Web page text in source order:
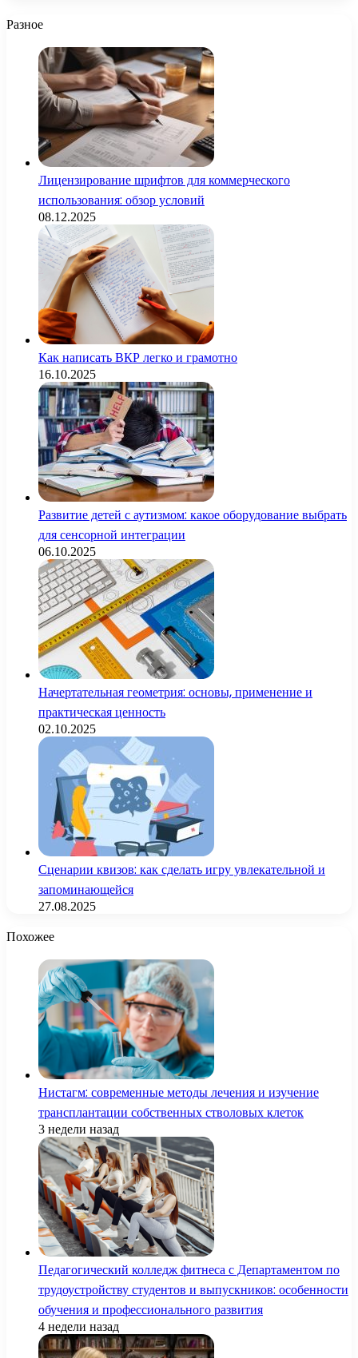
Разное
Лицензирование шрифтов для коммерческого
использования: обзор условий
08.12.2025
Как написать ВКР легко и грамотно
16.10.2025
Развитие детей с аутизмом: какое оборудование выбрать
для сенсорной интеграции
06.10.2025
Начертательная геометрия: основы, применение и
практическая ценность
02.10.2025
Сценарии квизов: как сделать игру увлекательной и
запоминающейся
27.08.2025
Похожее
Нистагм: современные методы лечения и изучение
трансплантации собственных стволовых клеток
3 недели назад
Педагогический колледж фитнеса с Департаментом по
трудоустройству студентов и выпускников: особенности
обучения и профессионального развития
4 недели назад